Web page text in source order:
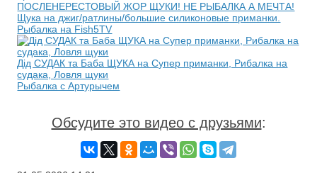
ПОСЛЕНЕРЕСТОВЫЙ ЖОР ЩУКИ! НЕ РЫБАЛКА А МЕЧТА!
Щука на джиг/ратлины/большие силиконовые приманки.
Рыбалка на Fish5TV
Дід СУДАК та Баба ЩУКА на Супер приманки, Рибалка на
судака, Ловля щуки
Рыбалка с Артурычем
Обсудите это видео с друзьями: